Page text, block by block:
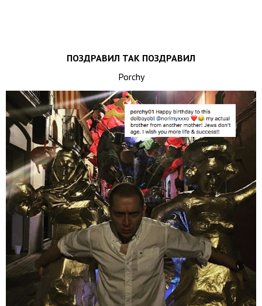
ПОЗДРАВИЛ ТАК ПОЗДРАВИЛ
Porchy